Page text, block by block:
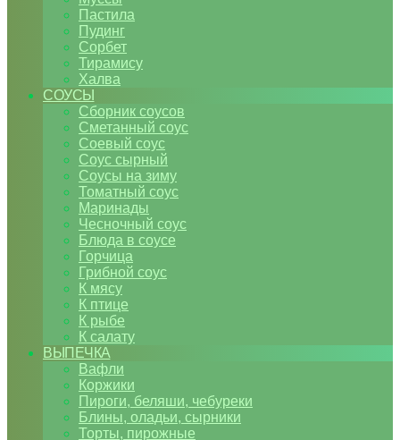
Пастила
Пудинг
Сорбет
Тирамису
Халва
СОУСЫ
Сборник соусов
Сметанный соус
Соевый соус
Соус сырный
Соусы на зиму
Томатный соус
Маринады
Чесночный соус
Блюда в соусе
Горчица
Грибной соус
К мясу
К птице
К рыбе
К салату
ВЫПЕЧКА
Вафли
Коржики
Пироги, беляши, чебуреки
Блины, оладьи, сырники
Торты, пирожные